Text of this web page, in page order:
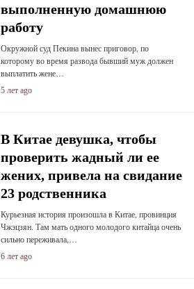
выполненную домашнюю
работу
Окружной суд Пекина вынес приговор, по
которому во время развода бывший муж должен
выплатить жене…
5 лет ago
В Китае девушка, чтобы
проверить жадный ли ее
жених, привела на свидание
23 родственника
Курьезная история произошла в Китае, провинция
Чжэцзян. Там мать одного молодого китайца очень
сильно переживала,…
6 лет ago